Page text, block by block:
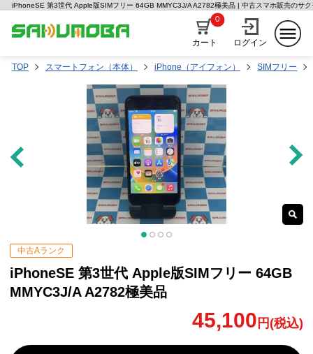
iPhoneSE 第3世代 Apple版SIMフリー 64GB MMYC3J/A A2782極美品 | 中古スマホ販売のサク
カート
0
ログイン
TOP スマートフォン（本体） iPhone（アイフォン） SIMフリー
中古Aランク
iPhoneSE 第3世代 Apple版SIMフリー 64GB
MMYC3J/A A2782極美品
45,100 円(税込)